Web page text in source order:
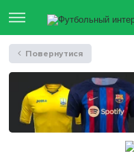
Повернутися